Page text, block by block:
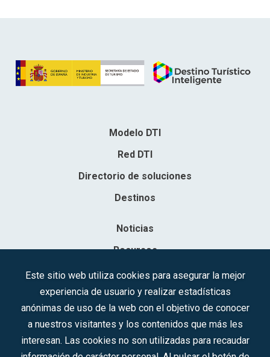
Modelo DTI
Red DTI
Directorio de soluciones
Destinos
Noticias
Recursos
Contacto
Sociedad Mercantil Estatal para la Gestión de la Innovación y las
Este sitio web utiliza cookies para asegurar la mejor
experiencia de usuario y realizar estadísticas
anónimas de uso de la web con el objetivo de conocer
a nuestros visitantes y los contenidos que más les
interesan. Las cookies no son utilizadas para recaudar